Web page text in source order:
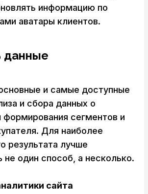
информацию по
аватары клиентов.
данные
и самые доступные
и сбора данных о
формирования сегментов и
Для наиболее
результата лучше
не один способ, а несколько.
сайта